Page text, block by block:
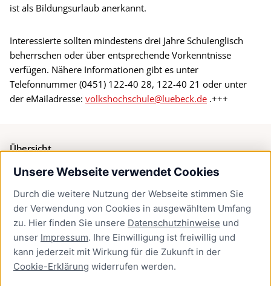
Unsere Webseite verwendet Cookies
Durch die weitere Nutzung der Webseite stimmen Sie
der Verwendung von Cookies in ausgewähltem Umfang
zu. Hier finden Sie unsere Datenschutzhinweise und
unser Impressum. Ihre Einwilligung ist freiwillig und
kann jederzeit mit Wirkung für die Zukunft in der
Cookie-Erklärung widerrufen werden.
ist als Bildungsurlaub anerkannt.
Interessierte sollten mindestens drei Jahre Schulenglisch
beherrschen oder über entsprechende Vorkenntnisse
verfügen. Nähere Informationen gibt es unter
Telefonnummer (0451) 122-40 28, 122-40 21 oder unter
der eMailadresse: volkshochschule@luebeck.de .+++
Übersicht
Bürgerservice
Presse
Newsletter Lübeck:kompakt
Kontakt
Kontakt